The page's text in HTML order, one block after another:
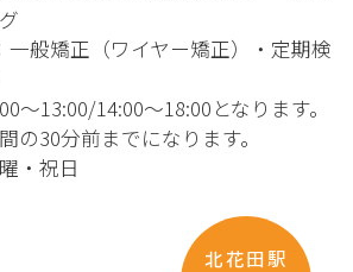
一般矯正（ワイヤー矯正）・定期検
〜13:00/14:00〜18:00となります。
の30分前までになります。
・祝日
北花田駅